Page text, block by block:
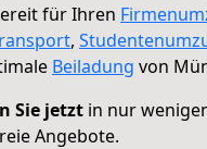
für Ihren
,
Beiladung von
Sie jetzt in nur
Angebote.